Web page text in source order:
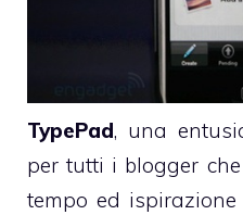
TypePad, una
per tutti i blogger
tempo ed